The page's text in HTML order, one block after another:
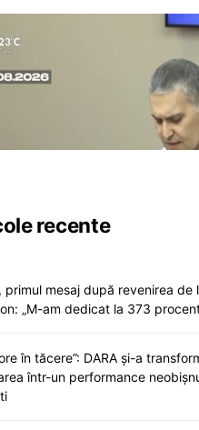
recente
primul mesaj după revenirea de
„M-am dedicat la 373
în tăcere”: DARA și-a
într-un performance